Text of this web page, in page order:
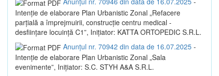
Intenție de elaborare Plan Urbanistic Zonal „Refacere
parțială a împrejmuirii, construcție centru medical -
desființare locuință C1”, Inițiator: KATTA ORTOPEDIC S.R.L.
Anunțul nr. 70942 din data de 16.07.2025 -
Intenție de elaborare Plan Urbanistic Zonal „Sala
evenimente”, Inițiator: S.C. STYH A&A S.R.L.